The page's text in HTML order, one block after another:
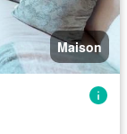
Maison